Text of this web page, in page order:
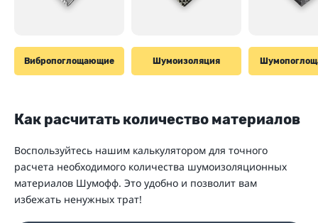
Вибропоглощающие Шумоизоляция
Как расчитать количество материалов
Воспользуйтесь нашим калькулятором для точного
расчета необходимого количества шумоизоляционных
материалов Шумофф. Это удобно и позволит вам
избежать ненужных трат!